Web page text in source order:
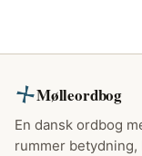
Mølleordbog
En dansk ordbog
rummer